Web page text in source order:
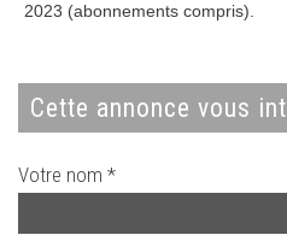
2023 (abonnements compris).
cette annonce vous
Votre nom *